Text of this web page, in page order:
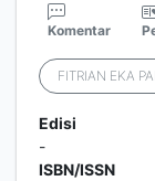
Komentar
FITRIAN EKA
Edisi
-
ISBN/ISSN